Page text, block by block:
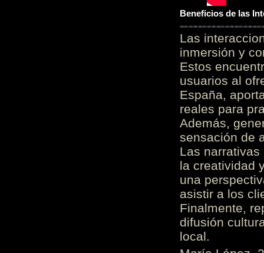
Beneficios de las
Las
inmersión y
Estos
usuarios al
España,
reales para
Además,
sensación de
Las
la creatividad
una
asistir a los
Finalmente,
difusión
local.